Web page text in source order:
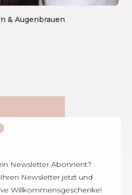
& Augenbrauen
Newsletter Abonnent?
Newsletter jetzt und
Willkommensgeschenke!